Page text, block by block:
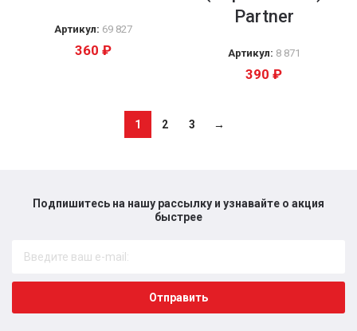
Артикул: 69 827
360 ₽
Partner
Артикул: 8 871
390 ₽
1 2 3 →
Подпишитесь на нашу рассылку и узнавайте о акция
быстрее​
Отправить